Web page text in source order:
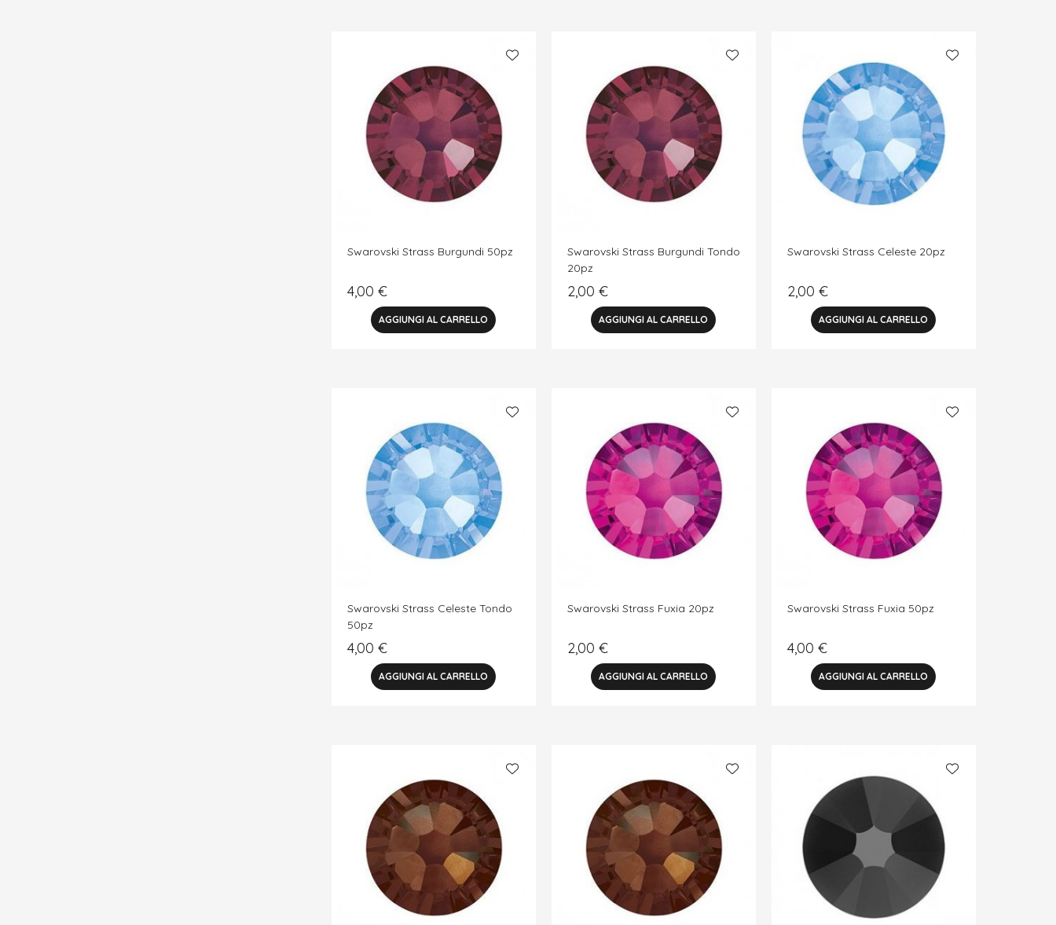
Swarovski Strass Burgundi 50pz
4,00 €
Swarovski Strass Burgundi Tondo
20pz
2,00 €
Swarovski Strass Celeste 20pz
2,00 €
Swarovski Strass Celeste Tondo
50pz
4,00 €
Swarovski Strass Fuxia 20pz
2,00 €
Swarovski Strass Fuxia 50pz
4,00 €